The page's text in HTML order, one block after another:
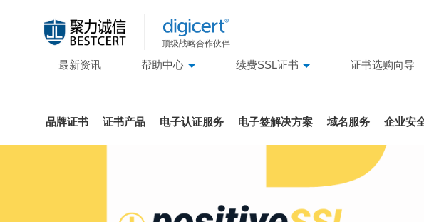
顶级战略合作伙伴
最新资讯 帮助中心 续费SSL证书 证书选购向导
品牌证书 证书产品 电子认证服务 电子签解决方案 域名服务 企业安